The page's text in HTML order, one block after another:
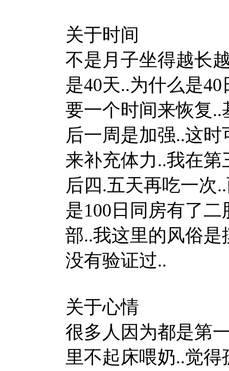
关于时间
不是月子坐得越长
是40天..为什么是
要一个时间来恢复
后一周是加强..这
来补充体力..我在
后四.五天再吃一次
是100日同房有了
部..我这里的风俗
没有验证过..
关于心情
很多人因为都是第
里不起床喂奶..觉